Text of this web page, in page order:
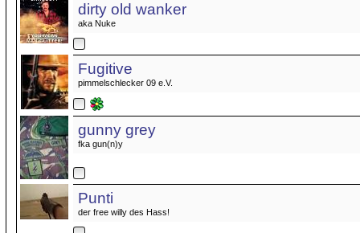
dirty old wanker
aka Nuke
Fugitive
pimmelschlecker 09 e.V.
gunny grey
fka gun(n)y
Punti
der free willy des Hass!